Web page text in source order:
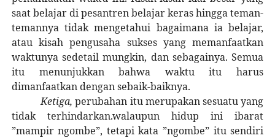
saat belajar di pesantren belajar keras hingga teman-
temannya tidak mengetahui bagaimana ia belajar,
atau kisah pengusaha sukses yang memanfaatkan
waktunya sedetail mungkin, dan sebagainya. Semua
itu menunjukkan bahwa waktu itu harus
dimanfaatkan dengan sebaik-baiknya.
Ketiga,perubahan itu merupakan sesuatu yang
tidak terhindarkan.walaupun hidup ini ibarat
”mampir ngombe”, tetapi kata ”ngombe” itu sendiri